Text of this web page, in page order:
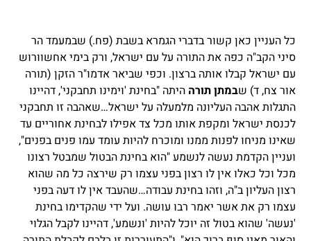
כל העניין כאן קשור בדברי הגמרא בשבת (פח.) שבמעמד הר
סיני הקב"ה כפה את התורה על עם ישראל, ורק בימי אחשוורוש
עם ישראל קבלו אותה ברצון. וכפי שביאר אדמו"ר הזקן (תורה
אור צח, ד) שבמתן תורה היתה "בחינת 'וימינו תחבקני', דהיינו
התגלות אהבה העליונה מלמעלה על ישראל…שאהבה זו תחבקני
לכנסת ישראל ומקפת אותו מכל צד אפילו לבחינת אחוריים עד
שאינו מניחו לפנות ממנו ומוכרח להיות עומד עמו פנים בפנים",
ועניין הקדמת נעשה לנשמע "הוא בחינת הבטול שמבטל רצונו
מכל וכל כאלו אין לו רצון בפני עצמו רק שירצה כל מה שהוא
רצון העליון ב"ה, וזהו בחינת עבודה…שהעבד אין לו דעה בפני
עצמו רק את אשר יאמר רבו עושה. ועל ידי שהקדימו בחינת
'נעשה' שהוא בטול זה יוכל להיות 'ונשמע', דהיינו לקבל הגלוי